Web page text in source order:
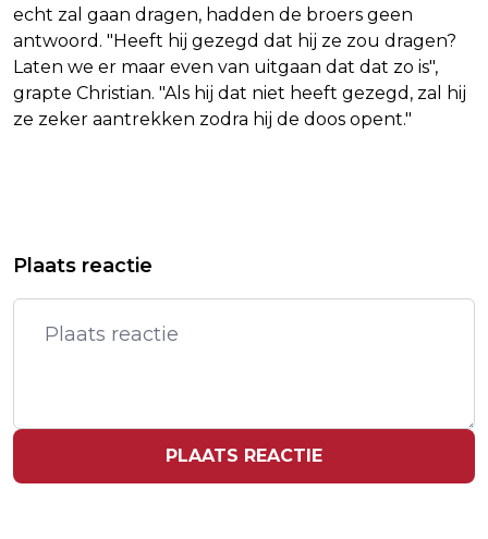
echt zal gaan dragen, hadden de broers geen
antwoord. "Heeft hij gezegd dat hij ze zou dragen?
Laten we er maar even van uitgaan dat dat zo is",
grapte Christian. "Als hij dat niet heeft gezegd, zal hij
ze zeker aantrekken zodra hij de doos opent."
BETROKKEN BIJ ODIDO-HACK, MELDT
MILJOENENBOETE VOOR ABN AMRO
OM GEBREKKIGE
ANTIWITWASCONTROLES
Plaats reactie
PLAATS REACTIE